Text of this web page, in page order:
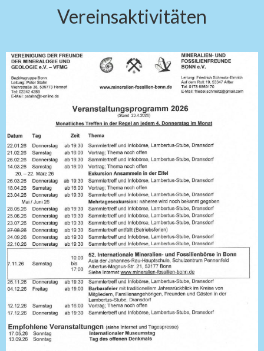
Vereinsaktivitäten